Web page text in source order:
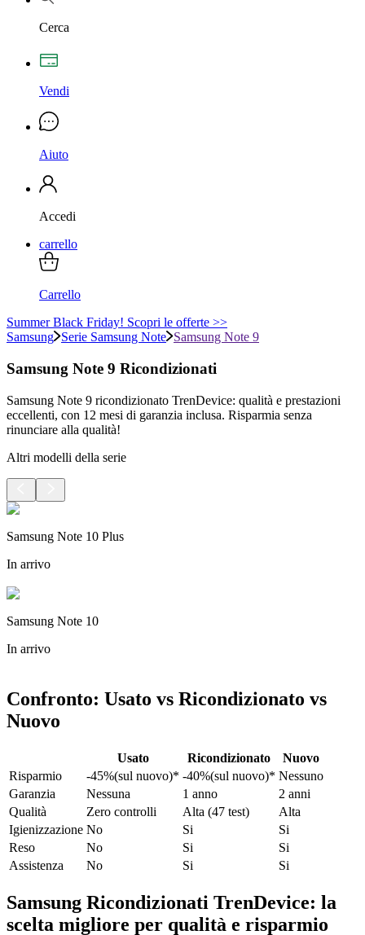
Cerca
Vendi
Aiuto
Accedi
carrello
Carrello
Summer Black Friday! Scopri le offerte >>
Samsung Serie Samsung Note Samsung Note 9
Samsung Note 9 Ricondizionati
Samsung Note 9 ricondizionato TrenDevice: qualità e prestazioni
eccellenti, con 12 mesi di garanzia inclusa. Risparmia senza
rinunciare alla qualità!
Altri modelli della serie
Samsung Note 10 Plus
In arrivo
Samsung Note 10
In arrivo
Confronto: Usato vs Ricondizionato vs
Nuovo
Usato Ricondizionato
Nuovo
Risparmio
-45%(sul nuovo)* -40%(sul nuovo)* Nessuno
Garanzia
Nessuna 1 anno
2 anni
Qualità
Zero controlli Alta (47 test)
Alta
Igienizzazione No Si
Si
Reso
No Si
Si
Assistenza
No Si Si
Samsung Ricondizionati TrenDevice: la
scelta migliore per qualità e risparmio